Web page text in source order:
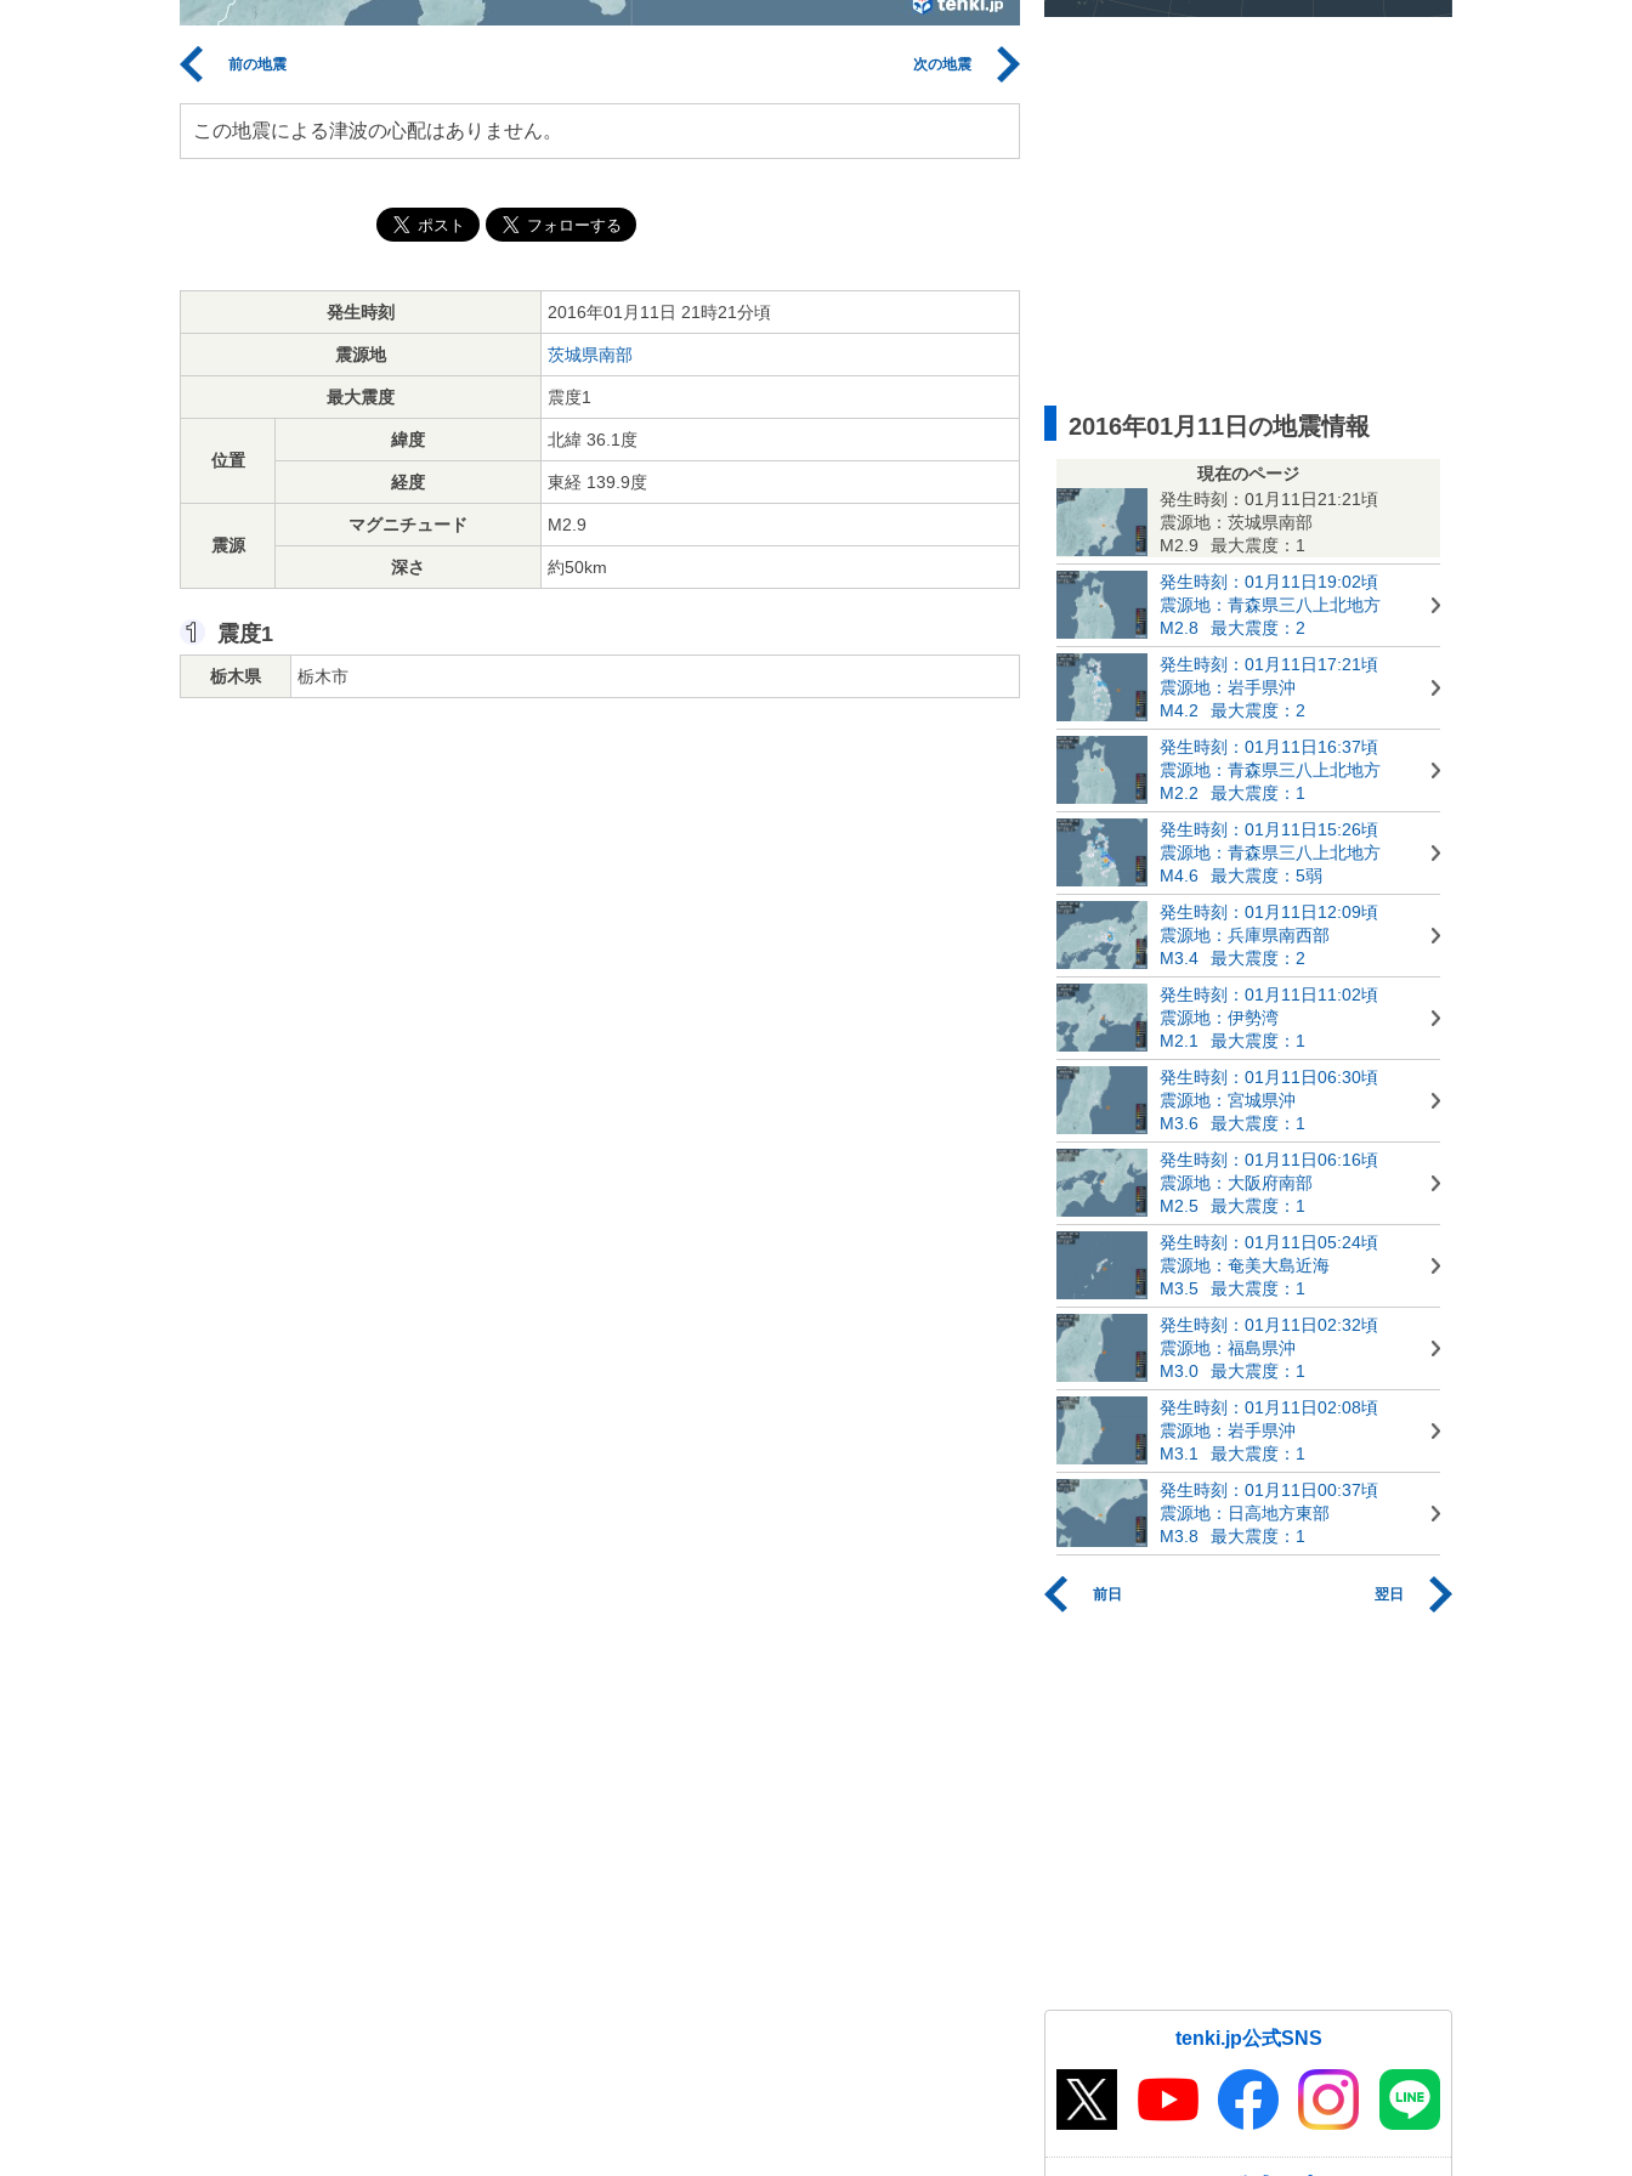
前の地震 次の地震
この地震による津波の心配はありません。
発生時刻 2016年01月11日 21時21分頃
震源地 茨城県南部
最大震度 震度1
位置
緯度 北緯 36.1度
経度 東経 139.9度
震源
マグニチュード M2.9
深さ 約50km
震度1
栃木県 栃木市
2016年01月11日の地震情報
現在のページ
発生時刻：01月11日21:21頃
震源地：茨城県南部
M2.9
最大震度：1
発生時刻：01月11日19:02頃
震源地：青森県三八上北地方
M2.8
最大震度：2
発生時刻：01月11日17:21頃
震源地：岩手県沖
M4.2
最大震度：2
発生時刻：01月11日16:37頃
震源地：青森県三八上北地方
M2.2
最大震度：1
発生時刻：01月11日15:26頃
震源地：青森県三八上北地方
M4.6
最大震度：5弱
発生時刻：01月11日12:09頃
震源地：兵庫県南西部
M3.4
最大震度：2
発生時刻：01月11日11:02頃
震源地：伊勢湾
M2.1
最大震度：1
発生時刻：01月11日06:30頃
震源地：宮城県沖
M3.6
最大震度：1
発生時刻：01月11日06:16頃
震源地：大阪府南部
M2.5
最大震度：1
発生時刻：01月11日05:24頃
震源地：奄美大島近海
M3.5
最大震度：1
発生時刻：01月11日02:32頃
震源地：福島県沖
M3.0
最大震度：1
発生時刻：01月11日02:08頃
震源地：岩手県沖
M3.1
最大震度：1
発生時刻：01月11日00:37頃
震源地：日高地方東部
M3.8
最大震度：1
前日 翌日
tenki.jp公式SNS